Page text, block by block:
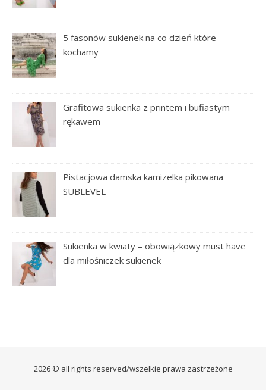
5 fasonów sukienek na co dzień które
kochamy
Grafitowa sukienka z printem i bufiastym
rękawem
Pistacjowa damska kamizelka pikowana
SUBLEVEL
Sukienka w kwiaty – obowiązkowy must have
dla miłośniczek sukienek
2026 © all rights reserved/wszelkie prawa zastrzeżone